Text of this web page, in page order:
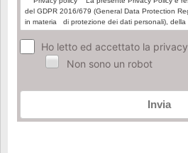
Ho letto ed accettato la privacy
Non sono un robot
Invia